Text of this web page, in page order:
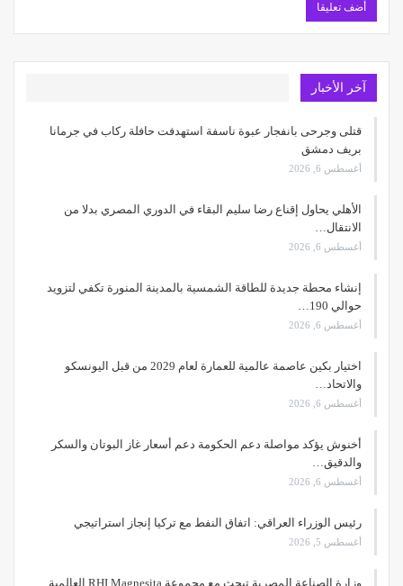
آخر الأخبار
قتلى وجرحى بانفجار عبوة ناسفة استهدفت حافلة ركاب في جرمانا
بريف دمشق
أغسطس 6, 2026
الأهلي يحاول إقناع رضا سليم البقاء في الدوري المصري بدلا من
الانتقال…
أغسطس 6, 2026
إنشاء محطة جديدة للطاقة الشمسية بالمدينة المنورة تكفي لتزويد
حوالي 190…
أغسطس 6, 2026
اختيار بكين عاصمة عالمية للعمارة لعام 2029 من قبل اليونسكو
والاتحاد…
أغسطس 6, 2026
أخنوش يؤكد مواصلة دعم الحكومة دعم أسعار غاز البوتان والسكر
والدقيق…
أغسطس 6, 2026
رئيس الوزراء العراقي: اتفاق النفط مع تركيا إنجاز استراتيجي
أغسطس 5, 2026
وزارة الصناعة المصرية تبحث مع مجموعة RHI Magnesita العالمية